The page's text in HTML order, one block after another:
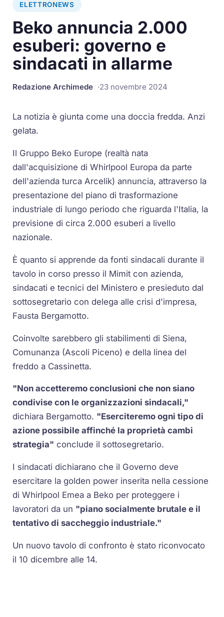
ELETTRONEWS
Beko annuncia 2.000
esuberi: governo e
sindacati in allarme
Redazione Archimede 23 novembre 2024
La notizia è giunta come una doccia fredda. Anzi
gelata.
Il Gruppo Beko Europe (realtà nata
dall'acquisizione di Whirlpool Europa da parte
dell'azienda turca Arcelik) annuncia, attraverso la
presentazione del piano di trasformazione
industriale di lungo periodo che riguarda l'Italia, la
previsione di circa 2.000 esuberi a livello
nazionale.
È quanto si apprende da fonti sindacali durante il
tavolo in corso presso il Mimit con azienda,
sindacati e tecnici del Ministero e presieduto dal
sottosegretario con delega alle crisi d'impresa,
Fausta Bergamotto.
Coinvolte sarebbero gli stabilimenti di Siena,
Comunanza (Ascoli Piceno) e della linea del
freddo a Cassinetta.
"Non accetteremo conclusioni che non siano
condivise con le organizzazioni sindacali,"
dichiara Bergamotto. "Eserciteremo ogni tipo di
azione possibile affinché la proprietà cambi
strategia" conclude il sottosegretario.
I sindacati dichiarano che il Governo deve
esercitare la golden power inserita nella cessione
di Whirlpool Emea a Beko per proteggere i
lavoratori da un "piano socialmente brutale e il
tentativo di saccheggio industriale."
Un nuovo tavolo di confronto è stato riconvocato
il 10 dicembre alle 14.